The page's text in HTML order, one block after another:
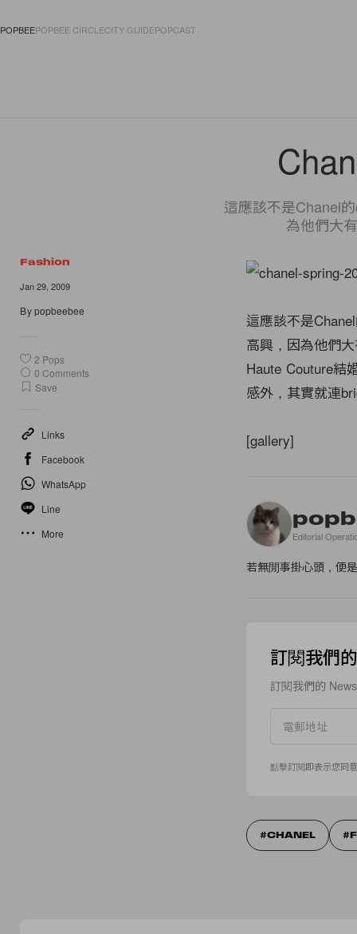
POPBEEPOPBEE CIRCLECITY GUIDEPOPCAST
這應該不是Chanel
為他們大
Fashion
Jan 29, 2009
Bypopbeebee
2 Pops
0 Comments
Save
Links
Facebook
WhatsApp
Line
More
這應該不是
高興，因為他們
Haute Couture結
感外，其實就連
[gallery]
Editorial
若無閒事掛心頭，便
訂閱我們
訂閱我們的
點擊訂閱即表示您同
CHANEL